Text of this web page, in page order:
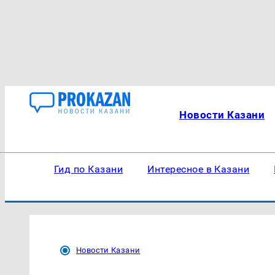
Новости Казани
Гид по Казани Интересное в Казани
Новости Казани